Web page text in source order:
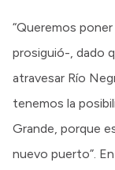
“Queremos
prosiguió-, dado
atravesar Río
tenemos la
Grande, porque
nuevo puerto”.